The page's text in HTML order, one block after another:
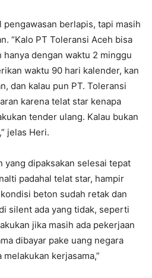
pengawasan berlapis, tapi masih
“Kalo PT Toleransi Aceh bisa
dengan waktu 2 minggu
waktu 90 hari kalender, kan
dan kalau pun PT. Toleransi
karena telat star kenapa
tender ulang. Kalau bukan
jelas Heri.
yang dipaksakan selesai tepat
padahal telat star, hampir
beton sudah retak dan
silent ada yang tidak, seperti
jika masih ada pekerjaan
dibayar pake uang negara
kerjasama,”